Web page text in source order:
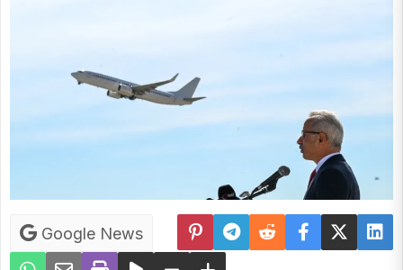
Google News